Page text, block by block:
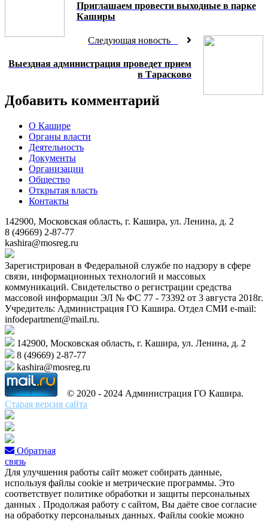
Приглашаем провести выходные в парке
Каширы
Следующая новость
Выездная администрация проведет прием
в Тарасково
Добавить комментарий
О Кашире
Органы власти
Деятельность
Документы
Организации
Общество
Открытая власть
Контакты
142900, Московская область, г. Кашира, ул. Ленина, д. 2
8 (49669) 2-87-77
kashira@mosreg.ru
Зарегистрирован в Федеральной службе по надзору в сфере
связи, информационных технологий и массовых
коммуникаций. Свидетельство о регистрации средства
массовой информации ЭЛ № ФС 77 - 73392 от 3 августа 2018г.
Учредитель: Администрация ГО Кашира. Отдел СМИ e-mail:
infodepartment@mail.ru.
142900, Московская область, г. Кашира, ул. Ленина, д. 2
8 (49669) 2-87-77
kashira@mosreg.ru
© 2020 - 2024 Администрация ГО Кашира.
Старая версия сайта
Обратная
связь
Для улучшения работы сайт может собирать данные,
используя файлы cookie и метрические программы. Это
соответствует политике обработки и защиты персональных
данных . Продолжая работу с сайтом, Вы даёте свое согласие
на обработку персональных данных. Файлы cookie можно